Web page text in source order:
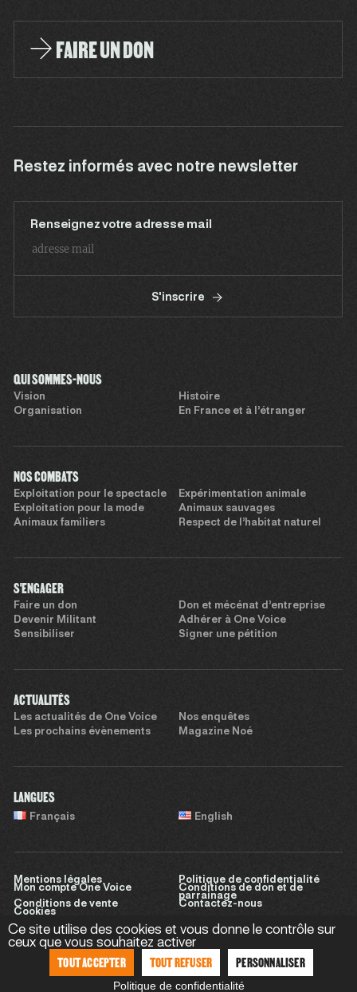
FAIRE UN DON
Restez informés avec notre newsletter
Renseignez votre adresse mail
S'inscrire
QUI SOMMES-NOUS
Vision
Histoire
Organisation
En France et à l’étranger
NOS COMBATS
Exploitation pour le spectacle
Expérimentation animale
Exploitation pour la mode
Animaux sauvages
Animaux familiers
Respect de l’habitat naturel
S'ENGAGER
Faire un don
Don et mécénat d’entreprise
Devenir Militant
Adhérer à One Voice
Sensibiliser
Signer une pétition
ACTUALITÉS
Les actualités de One Voice
Nos enquêtes
Les prochains évènements
Magazine Noé
LANGUES
Français English
Mentions légales
Politique de confidentialité
Mon compte One Voice
Conditions de don et de
parrainage
Conditions de vente
Contactez-nous
Cookies
Site réalisé parSweet Punk
Ce site utilise des cookies et vous donne le contrôle sur
ceux que vous souhaitez activer
TOUT ACCEPTER TOUT REFUSER PERSONNALISER
Politique de confidentialité